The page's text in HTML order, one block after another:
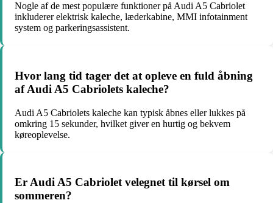
Nogle af de mest populære funktioner på Audi A5 Cabriolet
inkluderer elektrisk kaleche, læderkabine, MMI infotainment
system og parkeringsassistent.
Hvor lang tid tager det at opleve en fuld åbning
af Audi A5 Cabriolets kaleche?
Audi A5 Cabriolets kaleche kan typisk åbnes eller lukkes på
omkring 15 sekunder, hvilket giver en hurtig og bekvem
køreoplevelse.
Er Audi A5 Cabriolet velegnet til kørsel om
sommeren?